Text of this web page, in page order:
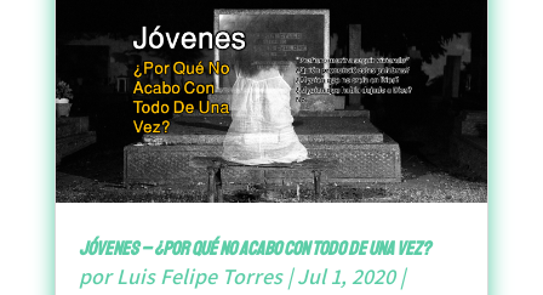
JÓVENES – ¿POR QUÉ NO ACABO CON TODO DE UNA VEZ?
porLuis Felipe Torres|Jul 1, 2020|